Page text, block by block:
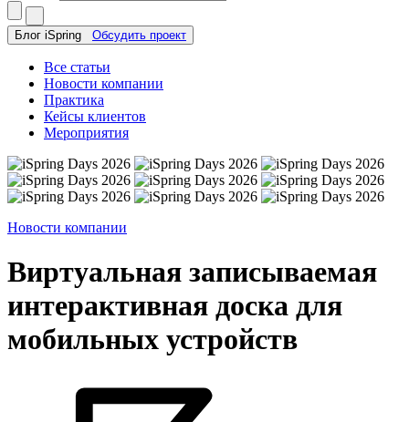
Блог iSpring Обсудить проект
Все статьи
Новости компании
Практика
Кейсы клиентов
Мероприятия
Новости компании
Виртуальная записываемая
интерактивная доска для
мобильных устройств